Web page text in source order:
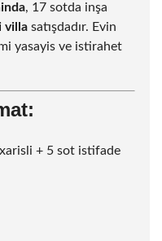
, 17 sotda inşa
villa satışdadır. Evin
yasayis ve istirahet
+ 5 sot istifade